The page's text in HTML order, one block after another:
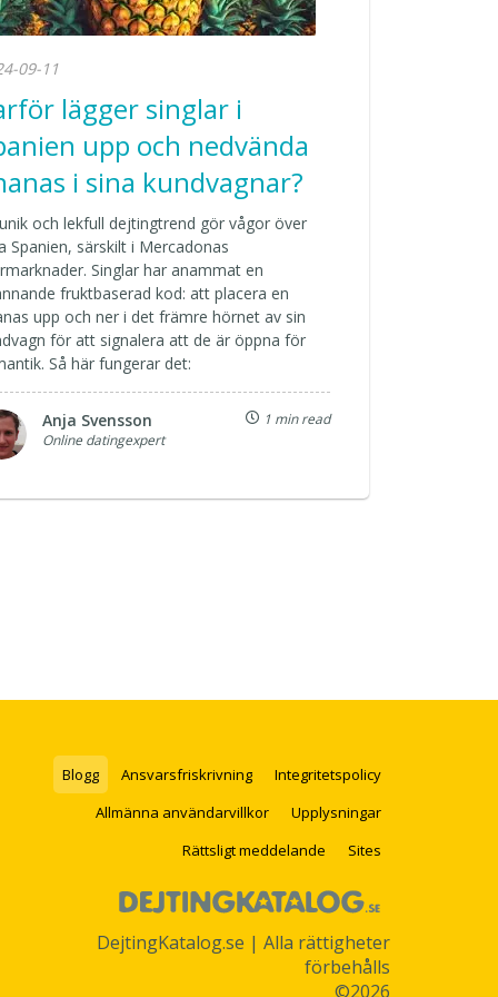
09-11
lägger singlar i
upp och nedvända
i sina kundvagnar?
och lekfull dejtingtrend gör vågor över
Spanien, särskilt i Mercadonas
Singlar har anammat en
fruktbaserad kod: att placera en
upp och ner i det främre hörnet av sin
för att signalera att de är öppna för
Så här fungerar det:
Anja Svensson
Online datingexpert
1 min read
Blogg Ansvarsfriskrivning
Integritetspolicy
Allmänna användarvillkor
Upplysningar
Rättsligt meddelande
Sites
DejtingKatalog.se | Alla rättigheter
förbehålls
©2026